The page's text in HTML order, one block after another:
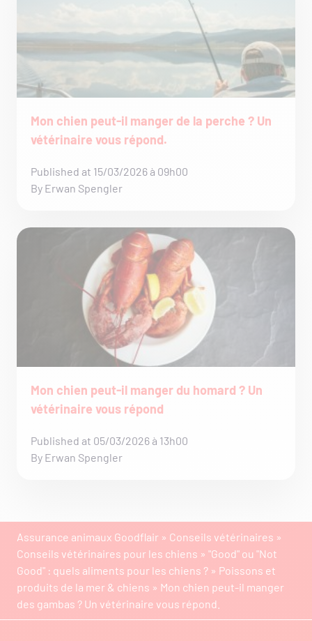
Mon chien peut-il manger de la perche ? Un
vétérinaire vous répond.
Published at 15/03/2026 à 09h00
By Erwan Spengler
Mon chien peut-il manger du homard ? Un
vétérinaire vous répond
Published at 05/03/2026 à 13h00
By Erwan Spengler
Assurance animaux Goodflair » Conseils vétérinaires »
Conseils vétérinaires pour les chiens » "Good" ou "Not
Good" : quels aliments pour les chiens ? » Poissons et
produits de la mer & chiens » Mon chien peut-il manger
des gambas ? Un vétérinaire vous répond.